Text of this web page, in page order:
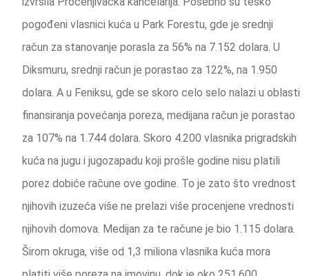
pogođeni vlasnici kuća u Park Forestu, gde je srednji
račun za stanovanje porasla za 56% na 7.152 dolara. U
Diksmuru, srednji račun je porastao za 122%, na 1.950
dolara. A u Feniksu, gde se skoro celo selo nalazi u oblasti
finansiranja povećanja poreza, medijana račun je porastao
za 107% na 1.744 dolara. Skoro 4.200 vlasnika prigradskih
kuća na jugu i jugozapadu koji prošle godine nisu platili
porez dobiće račune ove godine. To je zato što vrednost
njihovih izuzeća više ne prelazi više procenjene vrednosti
njihovih domova. Medijan za te račune je bio 1.115 dolara.
Širom okruga, više od 1,3 miliona vlasnika kuća mora